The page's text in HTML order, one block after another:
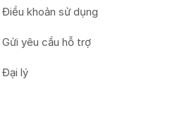
Điều khoản sử dụng
Gửi yêu cầu hỗ trợ
Đại lý